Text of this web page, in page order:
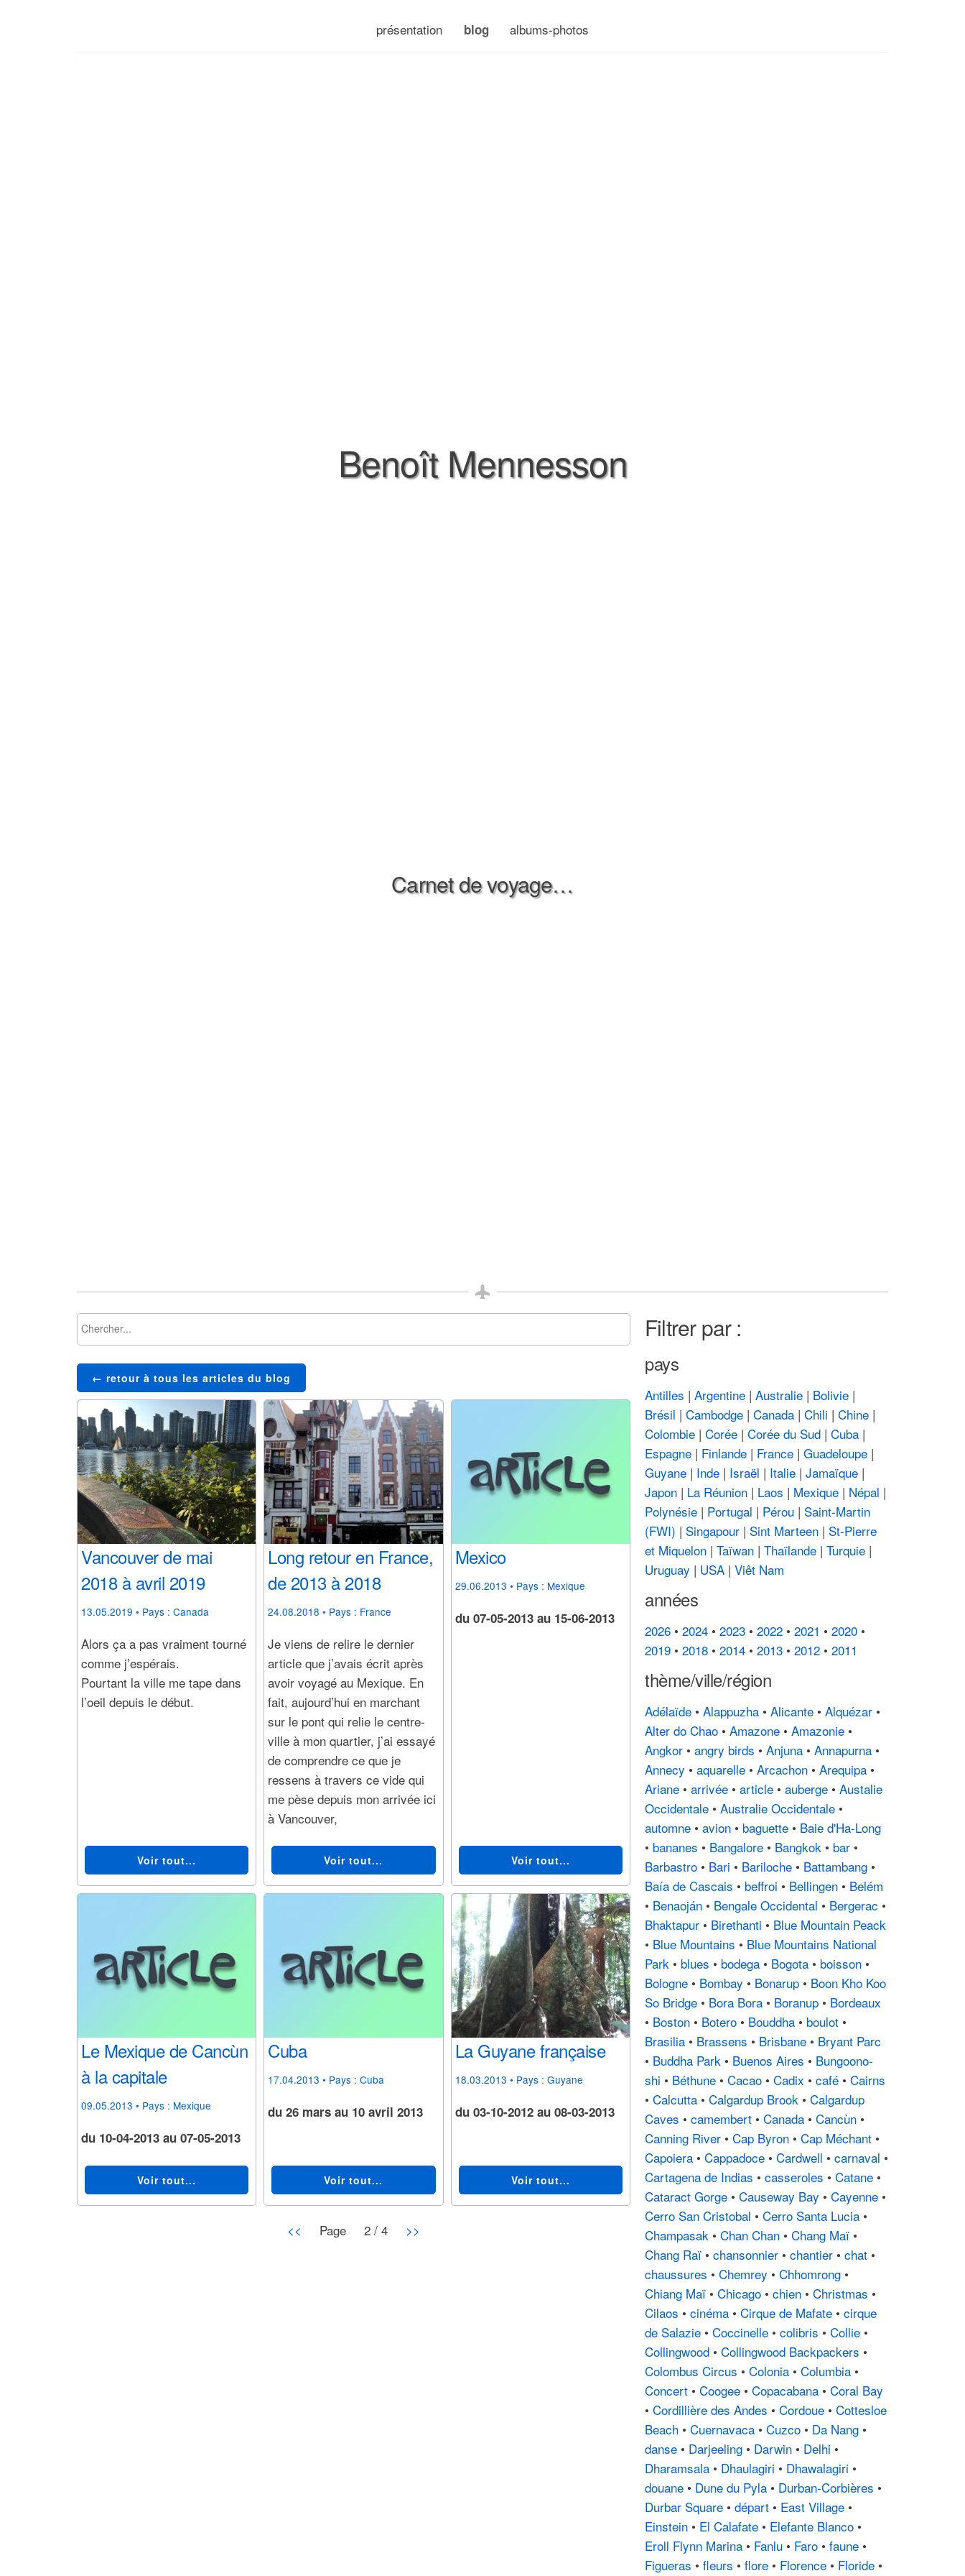
présentation blog albums-photos
Benoît Mennesson
Carnet de voyage…
← retour à tous les articles du blog
Vancouver de mai
2018 à avril 2019
13.05.2019 • Pays : Canada
Alors ça a pas vraiment tourné
comme j’espérais.
Pourtant la ville me tape dans
l’oeil depuis le début.
Voir tout...
Long retour en France,
de 2013 à 2018
24.08.2018 • Pays : France
Je viens de relire le dernier
article que j’avais écrit après
avoir voyagé au Mexique. En
fait, aujourd’hui en marchant
sur le pont qui relie le centre-
ville à mon quartier, j’ai essayé
de comprendre ce que je
ressens à travers ce vide qui
me pèse depuis mon arrivée ici
à Vancouver,
Voir tout...
Mexico
29.06.2013 • Pays : Mexique
du 07-05-2013 au 15-06-2013
Voir tout...
Le Mexique de Cancùn
à la capitale
09.05.2013 • Pays : Mexique
du 10-04-2013 au 07-05-2013
Voir tout...
Cuba
17.04.2013 • Pays :Cuba
du 26 mars au 10 avril 2013
Voir tout...
La Guyane française
18.03.2013 • Pays : Guyane
du 03-10-2012 au 08-03-2013
Voir tout...
<< Page 2 / 4 >>
Filtrer par :
pays
Antilles | Argentine | Australie | Bolivie |
Brésil | Cambodge | Canada | Chili | Chine |
Colombie | Corée | Corée du Sud | Cuba |
Espagne | Finlande | France | Guadeloupe |
Guyane | Inde | Israël | Italie | Jamaïque |
Japon | La Réunion | Laos | Mexique | Népal |
Polynésie | Portugal | Pérou | Saint-Martin
(FWI) | Singapour | Sint Marteen | St-Pierre
et Miquelon | Taïwan | Thaïlande | Turquie |
Uruguay | USA | Viêt Nam
années
2026 • 2024 • 2023 • 2022 • 2021 • 2020 •
2019 • 2018 • 2014 • 2013 • 2012 • 2011
thème/ville/région
Adélaïde • Alappuzha • Alicante • Alquézar •
Alter do Chao • Amazone • Amazonie •
Angkor • angry birds • Anjuna • Annapurna •
Annecy • aquarelle • Arcachon • Arequipa •
Ariane • arrivée • article • auberge • Austalie
Occidentale • Australie Occidentale •
automne • avion • baguette • Baie d'Ha-Long
• bananes • Bangalore • Bangkok • bar •
Barbastro • Bari • Bariloche • Battambang •
Baía de Cascais • beffroi • Bellingen • Belém
• Benaoján • Bengale Occidental • Bergerac •
Bhaktapur • Birethanti • Blue Mountain Peack
• Blue Mountains • Blue Mountains National
Park • blues • bodega • Bogota • boisson •
Bologne • Bombay • Bonarup • Boon Kho Koo
So Bridge • Bora Bora • Boranup • Bordeaux
• Boston • Botero • Bouddha • boulot •
Brasilia • Brassens • Brisbane • Bryant Parc
• Buddha Park • Buenos Aires • Bungoono-
shi • Béthune • Cacao • Cadix • café • Cairns
• Calcutta • Calgardup Brook • Calgardup
Caves • camembert • Canada • Cancùn •
Canning River • Cap Byron • Cap Méchant •
Capoiera • Cappadoce • Cardwell • carnaval •
Cartagena de Indias • casseroles • Catane •
Cataract Gorge • Causeway Bay • Cayenne •
Cerro San Cristobal • Cerro Santa Lucia •
Champasak • Chan Chan • Chang Maï •
Chang Raï • chansonnier • chantier • chat •
chaussures • Chemrey • Chhomrong •
Chiang Maï • Chicago • chien • Christmas •
Cilaos • cinéma • Cirque de Mafate • cirque
de Salazie • Coccinelle • colibris • Collie •
Collingwood • Collingwood Backpackers •
Colombus Circus • Colonia • Columbia •
Concert • Coogee • Copacabana • Coral Bay
• Cordillière des Andes • Cordoue • Cottesloe
Beach • Cuernavaca • Cuzco • Da Nang •
danse • Darjeeling • Darwin • Delhi •
Dharamsala • Dhaulagiri • Dhawalagiri •
douane • Dune du Pyla • Durban-Corbières •
Durbar Square • départ • East Village •
Einstein • El Calafate • Elefante Blanco •
Eroll Flynn Marina • Fanlu • Faro • faune •
Figueras • fleurs • flore • Florence • Floride •